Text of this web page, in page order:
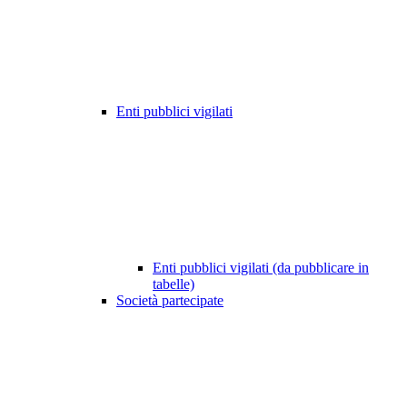
Enti pubblici vigilati
Enti pubblici vigilati (da pubblicare in
tabelle)
Società partecipate